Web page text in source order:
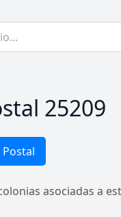
25209
asociadas a